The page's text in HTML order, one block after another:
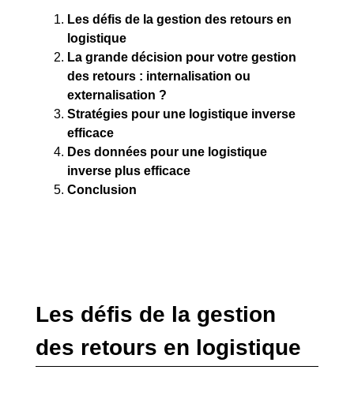
Les défis de la gestion des retours en
logistique
La grande décision pour votre gestion
des retours : internalisation ou
externalisation ?
Stratégies pour une logistique inverse
efficace
Des données pour une logistique
inverse plus efficace
Conclusion
Les défis de la gestion
des retours en logistique